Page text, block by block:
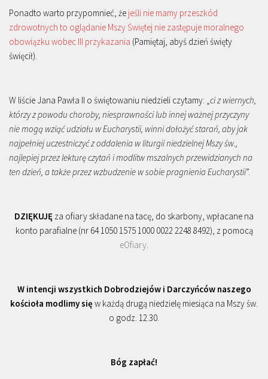
Ponadto warto przypomnieć, że jeśli nie mamy przeszkód
zdrowotnych to oglądanie Mszy Świętej nie zastępuje moralnego
obowiązku wobec III przykazania (Pamiętaj, abyś dzień święty
święcił).
W liście Jana Pawła II o świętowaniu niedzieli czytamy: „ci z wiernych,
którzy z powodu choroby, niesprawności lub innej ważnej przyczyny
nie mogą wziąć udziału w Eucharystii, winni dołożyć starań, aby jak
najpełniej uczestniczyć z oddalenia w liturgii niedzielnej Mszy św.,
najlepiej przez lekturę czytań i modlitw mszalnych przewidzianych na
ten dzień, a także przez wzbudzenie w sobie pragnienia Eucharystii”.
DZIĘKUJĘ za ofiary składane na tacę, do skarbony, wpłacane na
konto parafialne (nr 64 1050 1575 1000 0022 2248 8492), z pomocą
eOfiary.
W intencji wszystkich Dobrodziejów i Darczyńców naszego
kościoła modlimy się w każdą drugą niedzielę miesiąca na Mszy św.
o godz. 12.30.
Bóg zapłać!